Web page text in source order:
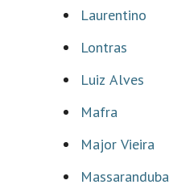
Laurentino
Lontras
Luiz Alves
Mafra
Major Vieira
Massaranduba